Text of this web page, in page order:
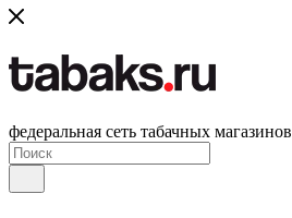
федеральная сеть табачных магазинов